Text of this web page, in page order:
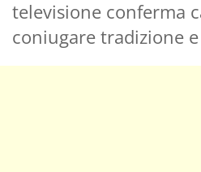
televisione conferma
coniugare tradizione